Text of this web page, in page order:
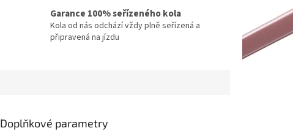
Garance 100% seřízeného kola
Kola od nás odchází vždy plně seřízená a
připravená na jízdu
Doplňkové parametry